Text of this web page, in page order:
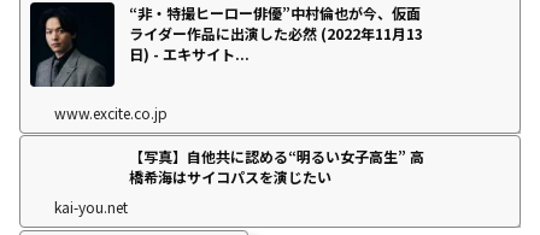
“非・特撮ヒーロー俳優”中村倫也が今、仮面
ライダー作品に出演した必然 (2022年11月13
日) - エキサイト...
www.excite.co.jp
【写真】自他共に認める“明るい女子高生” 高
橋希海はサイコパスを演じたい
kai-you.net